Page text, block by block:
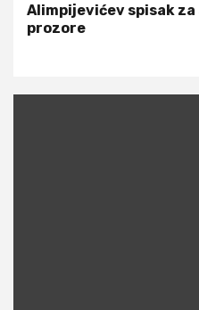
Alimpijevićev spisak
prozore